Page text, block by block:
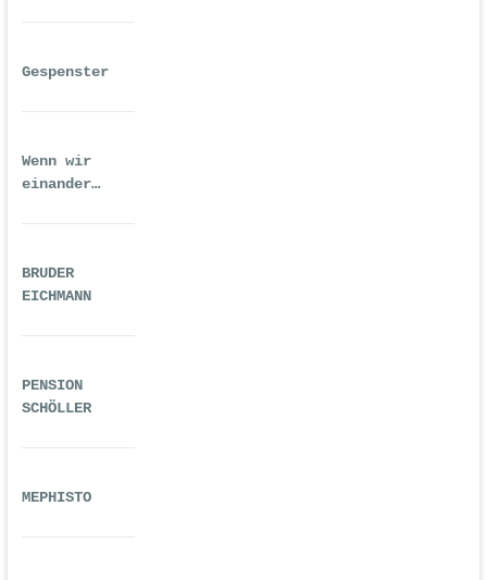
Gespenster
Wenn wir
einander
BRUDER
EICHMANN
PENSION
SCHÖLLER
MEPHISTO